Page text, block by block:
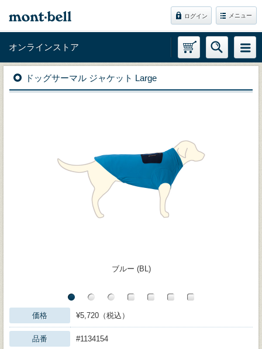
ログイン メニュー
オンラインストア
ドッグサーマル ジャケット Large
ブルー (BL)
価格 ¥5,720（税込）
品番 #1134154